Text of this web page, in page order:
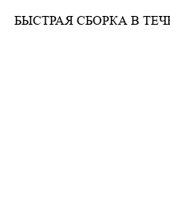
БЫСТРАЯ СБОРКА В